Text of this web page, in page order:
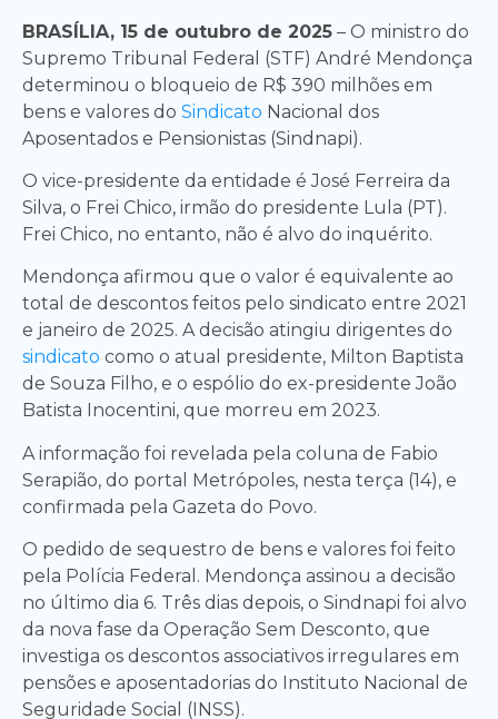
BRASÍLIA, 15 de outubro de 2025 – O ministro do
Supremo Tribunal Federal (STF) André Mendonça
determinou o bloqueio de R$ 390 milhões em
bens e valores do Sindicato Nacional dos
Aposentados e Pensionistas (Sindnapi).
O vice-presidente da entidade é José Ferreira da
Silva, o Frei Chico, irmão do presidente Lula (PT).
Frei Chico, no entanto, não é alvo do inquérito.
Mendonça afirmou que o valor é equivalente ao
total de descontos feitos pelo sindicato entre 2021
e janeiro de 2025. A decisão atingiu dirigentes do
sindicato como o atual presidente, Milton Baptista
de Souza Filho, e o espólio do ex-presidente João
Batista Inocentini, que morreu em 2023.
A informação foi revelada pela coluna de Fabio
Serapião, do portal Metrópoles, nesta terça (14), e
confirmada pela Gazeta do Povo.
O pedido de sequestro de bens e valores foi feito
pela Polícia Federal. Mendonça assinou a decisão
no último dia 6. Três dias depois, o Sindnapi foi alvo
da nova fase da Operação Sem Desconto, que
investiga os descontos associativos irregulares em
pensões e aposentadorias do Instituto Nacional de
Seguridade Social (INSS).